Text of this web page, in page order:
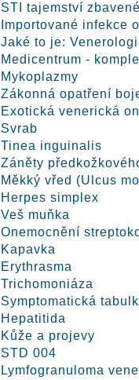
STI tajemství
Importované infekce
Jaké to je:
Medicentrum -
Mykoplazmy
Zákonná opatření
Exotická venerická
Svrab
Tinea inguinalis
Záněty
Měkký vřed (Ulcus
Herpes simplex
Veš muňka
Onemocnění
Kapavka
Erythrasma
Trichomoniáza
Symptomatická
Hepatitida
Kůže a projevy
STD 004
Lymfogranuloma